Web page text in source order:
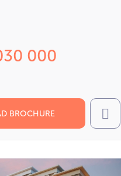
000
BROCHURE Call